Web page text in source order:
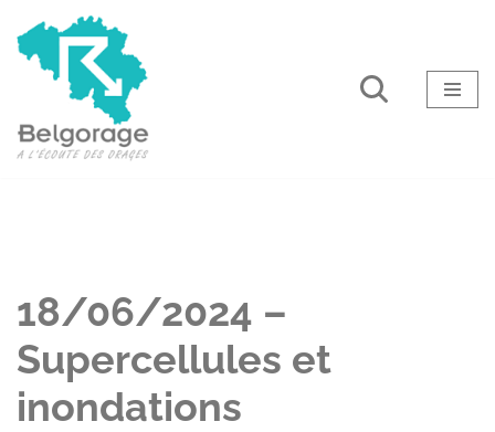
Aller
18/06/2024 –
Supercellules et
inondations